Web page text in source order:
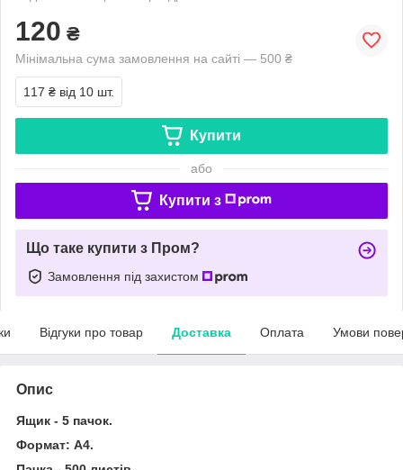
120 ₴
Мінімальна сума замовлення на сайті — 500 ₴
117 ₴ від 10 шт.
Купити
або
Купити з
Що таке купити з Пром?
Замовлення під захистом
Відгуки про товар Доставка Оплата Умови
Опис
Ящик - 5 пачок.
Формат: А4.